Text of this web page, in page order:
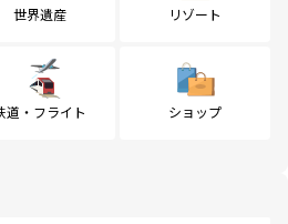
世界遺産 リゾート
道・フライト ショップ